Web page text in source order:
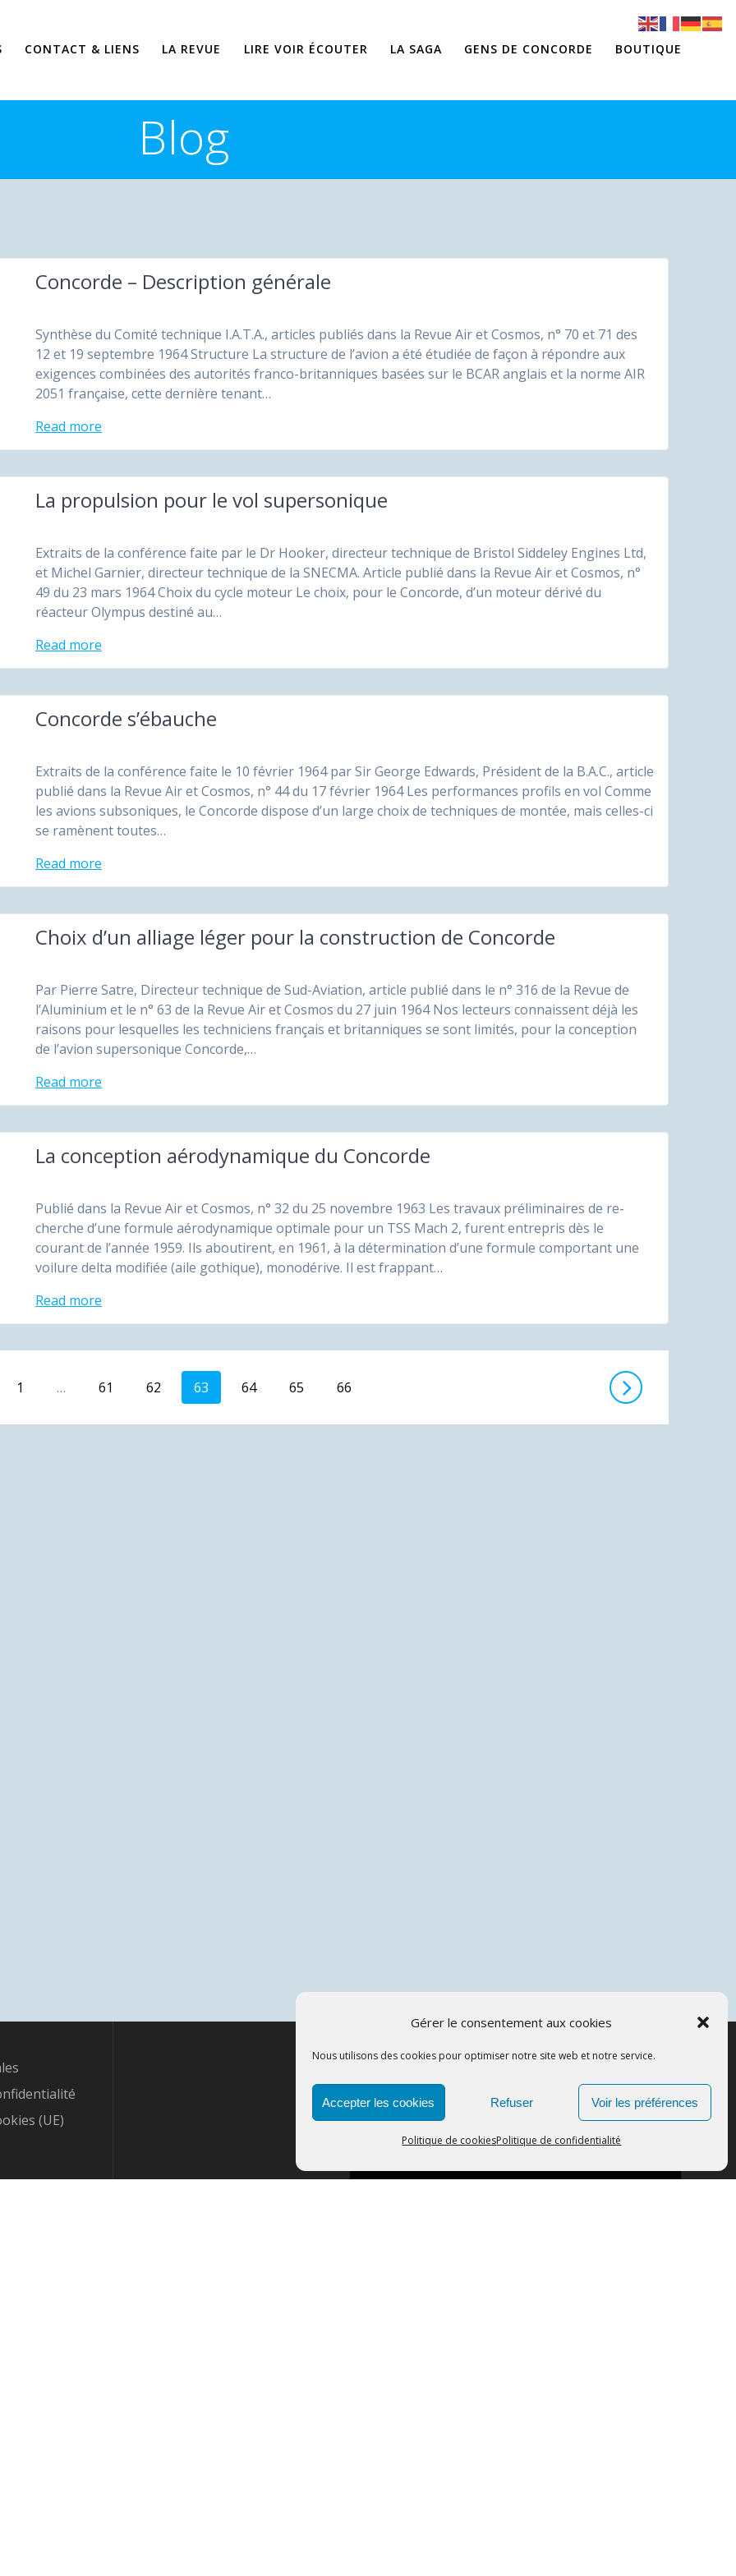
Gérer le consentement aux cookies
Nous utilisons des cookies pour optimiser notre site web et notre service.
Accepter les cookies Refuser Voir les préférences
Politique de cookiesPolitique de confidentialité
CONTACT & LIENS LA REVUE LIRE VOIR ÉCOUTER LA SAGA GENS DE CONCORDE BOUTIQUE
Blog
Concorde – Description générale
Synthèse du Comité technique I.A.T.A., articles publiés dans la Revue Air et Cosmos, n° 70 et 71 des
12 et 19 septembre 1964 Structure La structure de l’avion a été étudiée de façon à répondre aux
exigences combinées des autorités franco-bri­tanniques basées sur le BCAR anglais et la norme AIR
2051 française, cette derniè­re tenant…
Read more
La propulsion pour le vol supersonique
Extraits de la conférence faite par le Dr Hooker, directeur technique de Bristol Siddeley Engines Ltd,
et Michel Garnier, directeur technique de la SNECMA. Article publié dans la Revue Air et Cosmos, n°
49 du 23 mars 1964 Choix du cycle moteur Le choix, pour le Concorde, d’un moteur dérivé du
réacteur Olympus destiné au…
Read more
Concorde s’ébauche
Extraits de la conférence faite le 10 février 1964 par Sir George Edwards, Président de la B.A.C., article
publié dans la Revue Air et Cosmos, n° 44 du 17 février 1964 Les performances profils en vol Comme
les avions subsoniques, le Concorde dispose d’un large choix de techniques de montée, mais celles-ci
se ramènent toutes…
Read more
Choix d’un alliage léger pour la construction de Concorde
Par Pierre Satre, Directeur technique de Sud-Aviation, article publié dans le n° 316 de la Revue de
l’Aluminium et le n° 63 de la Revue Air et Cosmos du 27 juin 1964 Nos lecteurs connaissent déjà les
raisons pour lesquelles les techni­ciens français et britanniques se sont limités, pour la conception
de l’avion supersonique Concorde,…
Read more
La conception aérodynamique du Concorde
Publié dans la Revue Air et Cosmos, n° 32 du 25 novembre 1963 Les travaux préliminaires de re­
cherche d’une formule aéro­dynamique optimale pour un TSS Mach 2, furent entrepris dès le
courant de l’année 1959. Ils aboutirent, en 1961, à la dé­termination d’une formule compor­tant une
voilure delta modifiée (aile gothique), monodérive. Il est frap­pant…
Read more
Page
1 … Page
61 Page
62 Page
63 Page
64 Page
65 Page
66
(UE)